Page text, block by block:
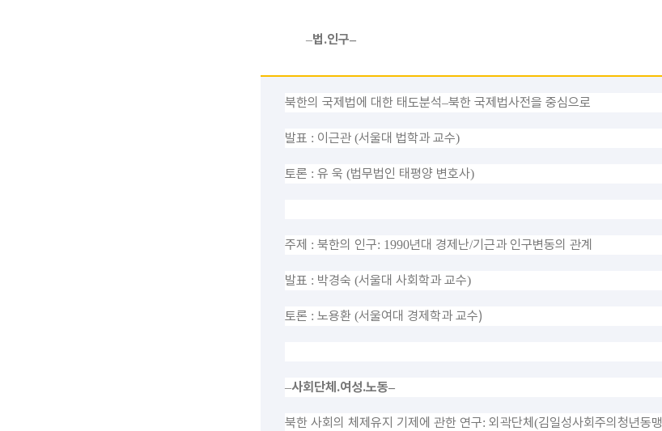
–법․인구–
북한의 국제법에 대한 태도분석–북한 국제법사전을 중심으로
발표 : 이근관 (서울대 법학과 교수)
토론 : 유 욱 (법무법인 태평양 변호사)
주제 : 북한의 인구: 1990년대 경제난/기근과 인구변동의 관계
발표 : 박경숙 (서울대 사회학과 교수)
토론 : 노용환 (서울여대 경제학과 교수)
–사회단체 ․여 성․노동–
북한 사회의 체제유지 기제에 관한 연구: 외곽단체 (김일성사회주의청년동맹